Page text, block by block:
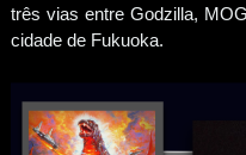
três vias entre Godzilla,
cidade de Fukuoka.